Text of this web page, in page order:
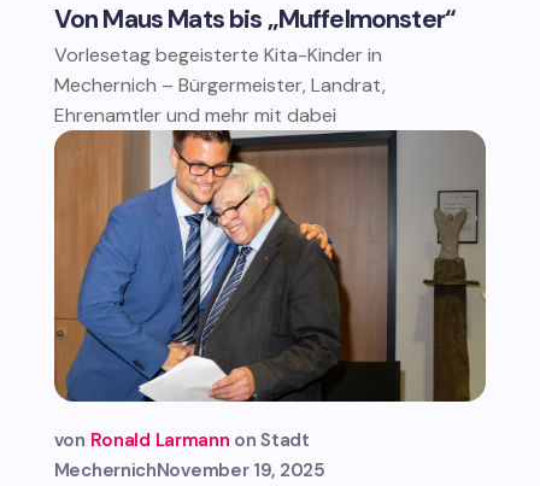
Von Maus Mats bis „Muffelmonster“
Vorlesetag begeisterte Kita-Kinder in
Mechernich – Bürgermeister, Landrat,
Ehrenamtler und mehr mit dabei
von Ronald Larmann
Stadt
MechernichNovember 19, 2025